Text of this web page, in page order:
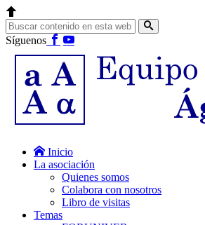
Síguenos
Inicio
La asociación
Quienes somos
Colabora con nosotros
Libro de visitas
Temas